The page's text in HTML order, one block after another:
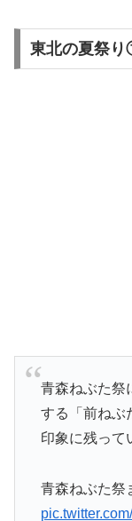
東北の夏祭
青森ねぶた祭
する「前ね
印象に残って
青森ねぶた祭